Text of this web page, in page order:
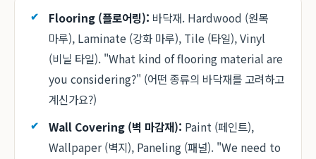
Flooring (플로어링): 바닥재. Hardwood (원목
마루), Laminate (강화 마루), Tile (타일), Vinyl
(비닐 타일). "What kind of flooring material are
you considering?" (어떤 종류의 바닥재를 고려하고
계신가요?)
Wall Covering (벽 마감재): Paint (페인트),
Wallpaper (벽지), Paneling (패널). "We need to